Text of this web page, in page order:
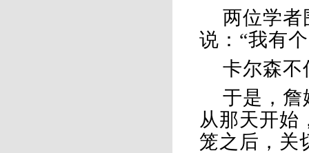
两位学者
说： “我有
卡尔森不
于是，詹
从那天开始
笼之后，关